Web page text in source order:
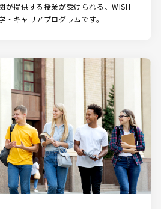
が提供する授業が受けられる、WISH
キャリアプログラムです。